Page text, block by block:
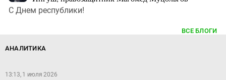
С Днем республики!
ВСЕ БЛОГИ
АНАЛИТИКА
13:13, 1 июля 2026